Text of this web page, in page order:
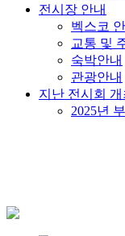
전시장 안내
벡스코
교통 및
숙박안내
관광안내
지난 전시회
2025년